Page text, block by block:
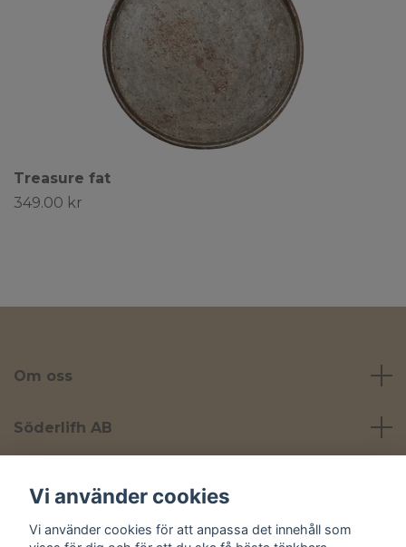
Treasure fat
349.00 kr
Om oss
Söderlifh AB
Sociala medier
Vi använder cookies
Vi använder cookies för att anpassa det innehåll som